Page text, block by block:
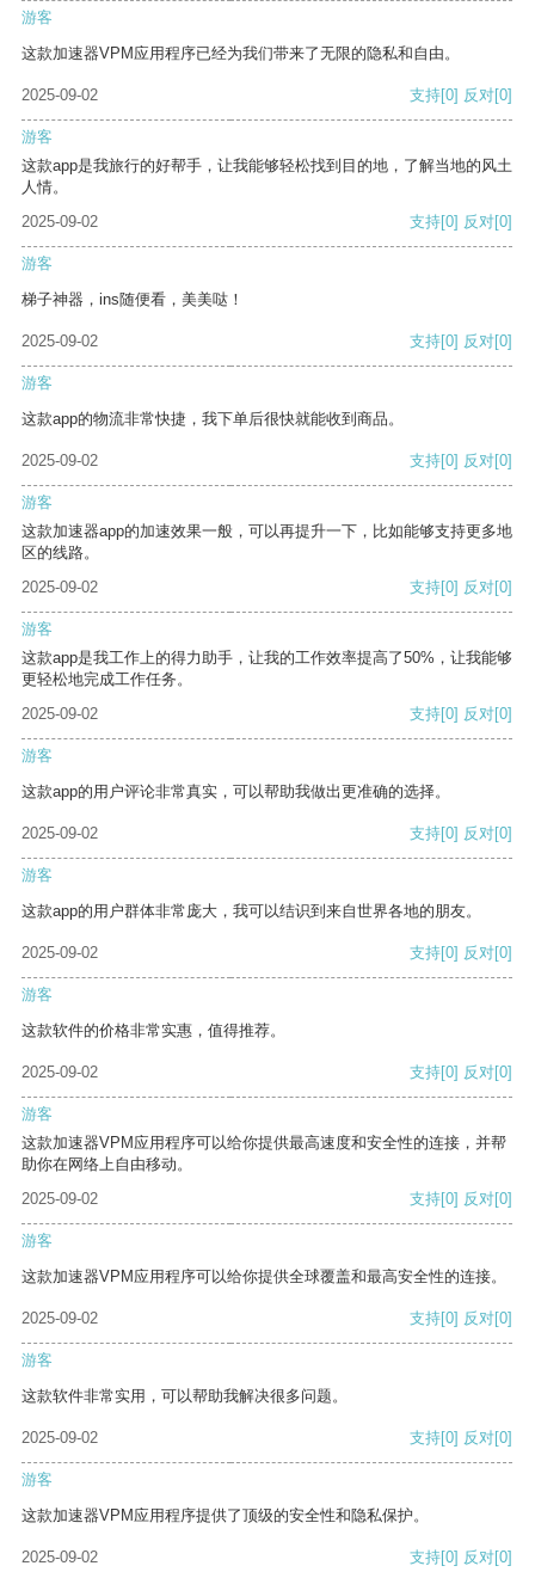
游客
这款加速器VPM应用程序已经为我们带来了无限的隐私和自由。
2025-09-02 支持[0] 反对[0]
游客
这款app是我旅行的好帮手，让我能够轻松找到目的地，了解当地的风土
人情。
2025-09-02
支持[0] 反对[0]
游客
梯子神器，ins随便看，美美哒！
2025-09-02 支持[0] 反对[0]
游客
这款app的物流非常快捷，我下单后很快就能收到商品。
2025-09-02 支持[0] 反对[0]
游客
这款加速器app的加速效果一般，可以再提升一下，比如能够支持更多地
区的线路。
2025-09-02
支持[0] 反对[0]
游客
这款app是我工作上的得力助手，让我的工作效率提高了50%，让我能够
更轻松地完成工作任务。
2025-09-02
支持[0] 反对[0]
游客
这款app的用户评论非常真实，可以帮助我做出更准确的选择。
2025-09-02 支持[0] 反对[0]
游客
这款app的用户群体非常庞大，我可以结识到来自世界各地的朋友。
2025-09-02 支持[0] 反对[0]
游客
这款软件的价格非常实惠，值得推荐。
2025-09-02 支持[0] 反对[0]
游客
这款加速器VPM应用程序可以给你提供最高速度和安全性的连接，并帮
助你在网络上自由移动。
2025-09-02
支持[0] 反对[0]
游客
这款加速器VPM应用程序可以给你提供全球覆盖和最高安全性的连接。
2025-09-02 支持[0] 反对[0]
游客
这款软件非常实用，可以帮助我解决很多问题。
2025-09-02 支持[0] 反对[0]
游客
这款加速器VPM应用程序提供了顶级的安全性和隐私保护。
2025-09-02 支持[0] 反对[0]